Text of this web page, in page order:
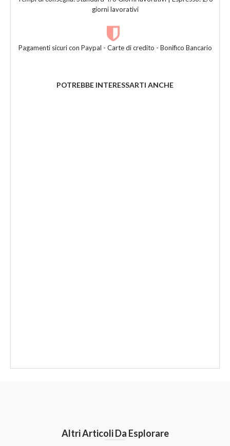
giorni lavorativi
Pagamenti sicuri con Paypal - Carte di credito - Bonifico Bancario
POTREBBE INTERESSARTI ANCHE
Altri Articoli Da Esplorare